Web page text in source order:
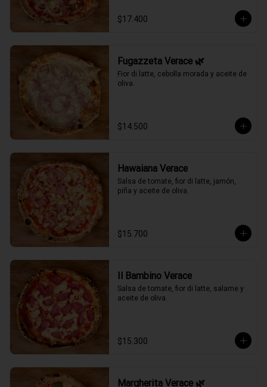
$17.400
Fugazzeta Verace 🌿
Fior di latte, cebolla morada y aceite de
oliva.
$14.500
Hawaiana Verace
Salsa de tomate, fior di latte, jamón,
piña y aceite de oliva.
$15.700
Il Bambino Verace
Salsa de tomate, fior di latte, salame y
aceite de oliva.
$15.300
Margherita Verace 🌿